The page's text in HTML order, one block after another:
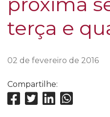
terça e
02 de fevereiro de 2016
Compartilhe: